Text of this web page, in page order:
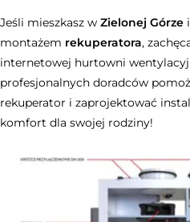
Jeśli mieszkasz w Zielonej Górze
montażem rekuperatora,
internetowej hurtowni
profesjonalnych doradców
rekuperator i zaprojektować
komfort dla swojej rodziny!